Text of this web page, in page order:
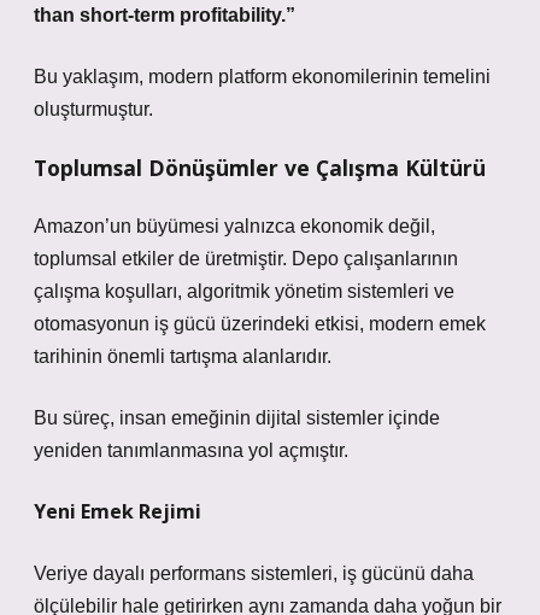
than short-term profitability.”
Bu yaklaşım, modern platform ekonomilerinin temelini
oluşturmuştur.
Toplumsal Dönüşümler ve Çalışma Kültürü
Amazon’un büyümesi yalnızca ekonomik değil,
toplumsal etkiler de üretmiştir. Depo çalışanlarının
çalışma koşulları, algoritmik yönetim sistemleri ve
otomasyonun iş gücü üzerindeki etkisi, modern emek
tarihinin önemli tartışma alanlarıdır.
Bu süreç, insan emeğinin dijital sistemler içinde
yeniden tanımlanmasına yol açmıştır.
Yeni Emek Rejimi
Veriye dayalı performans sistemleri, iş gücünü daha
ölçülebilir hale getirirken aynı zamanda daha yoğun bir